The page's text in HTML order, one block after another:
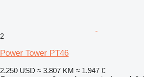
2
Power Tower PT46
2.250 USD ≈ 3.807 KM ≈ 1.947 €